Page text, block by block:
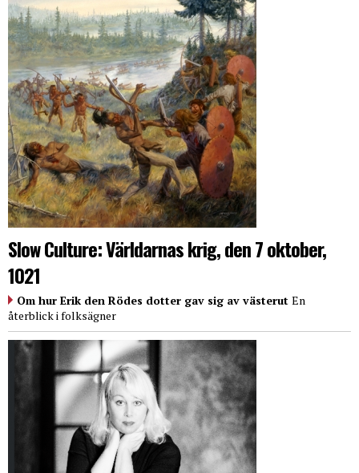
Slow Culture: Världarnas krig, den 7 oktober,
1021
Om hur Erik den Rödes dotter gav sig av västerut En
återblick i folksägner